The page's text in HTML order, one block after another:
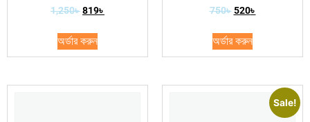
1,250৳819৳
অর্ডার করুন
750৳ 520৳
অর্ডার করুন
Sale!